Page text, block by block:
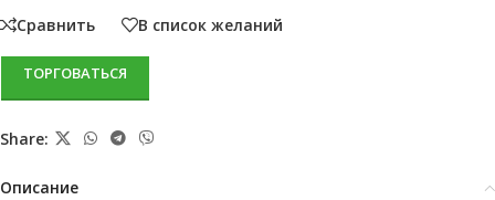
Сравнить В список желаний
ТОРГОВАТЬСЯ
Share:
Описание